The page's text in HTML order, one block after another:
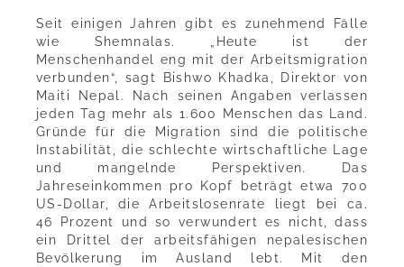
Seit einigen Jahren gibt es zunehmend Fälle
wie Shemnalas. „Heute ist der
Menschenhandel eng mit der Arbeitsmigration
verbunden“, sagt Bishwo Khadka, Direktor von
Maiti Nepal. Nach seinen Angaben verlassen
jeden Tag mehr als 1.600 Menschen das Land.
Gründe für die Migration sind die politische
Instabilität, die schlechte wirtschaftliche Lage
und mangelnde Perspektiven. Das
Jahreseinkommen pro Kopf beträgt etwa 700
US-Dollar, die Arbeitslosenrate liegt bei ca.
46 Prozent und so verwundert es nicht, dass
ein Drittel der arbeitsfähigen nepalesischen
Bevölkerung im Ausland lebt. Mit den